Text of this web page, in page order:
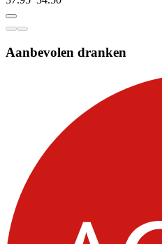
Aanbevolen dranken